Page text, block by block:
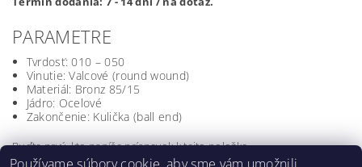
PARAMETRE
Tvrdosť: 010 – 050
Vinutie: Valcové (round wound)
Materiál: Bronz 85/15
Jádro: Ocelové
Zakončenie: Kulička (ball end)
Buďte prvý, kto napíše príspevok k tejto položke.